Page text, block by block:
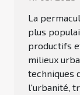
La
plus
productifs
milieux
techniques
l'urbanité,